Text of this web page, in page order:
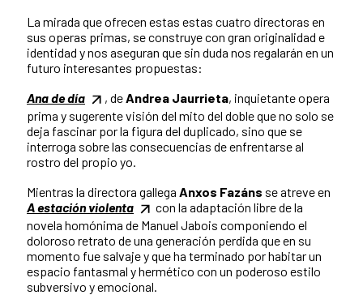
La mirada que ofrecen estas estas cuatro directoras en
sus operas primas, se construye con gran originalidad e
identidad y nos aseguran que sin duda nos regalarán en un
futuro interesantes propuestas:
Ana de día
, deAndrea Jaurrieta, inquietante opera
prima y sugerente visión del mito del doble que no solo se
deja fascinar por la figura del duplicado, sino que se
interroga sobre las consecuencias de enfrentarse al
rostro del propio yo.
Mientras la directora gallega Anxos Fazáns se atreve en
A estación violenta
con la adaptación libre de la
novela homónima de Manuel Jabois componiendo el
doloroso retrato de una generación perdida que en su
momento fue salvaje y que ha terminado por habitar un
espacio fantasmal y hermético con un poderoso estilo
subversivo y emocional.